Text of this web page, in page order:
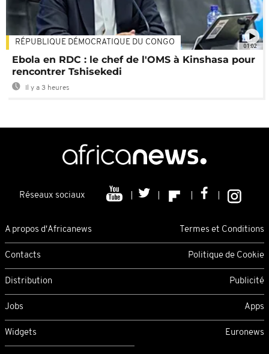
01:02
RÉPUBLIQUE DÉMOCRATIQUE DU CONGO
Ebola en RDC : le chef de l'OMS à Kinshasa pour
rencontrer Tshisekedi
Il y a 3 heures
Réseaux sociaux
A propos d'Africanews Termes et Conditions
Contacts Politique de Cookie
Distribution Publicité
Jobs Apps
Widgets Euronews